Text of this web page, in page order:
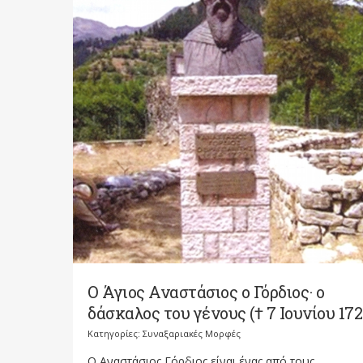
Ο Άγιος Αναστάσιος ο Γόρδιος· ο
δάσκαλος του γένους († 7 Ιουνίου
Κατηγορίες: Συναξαριακές Μορφές